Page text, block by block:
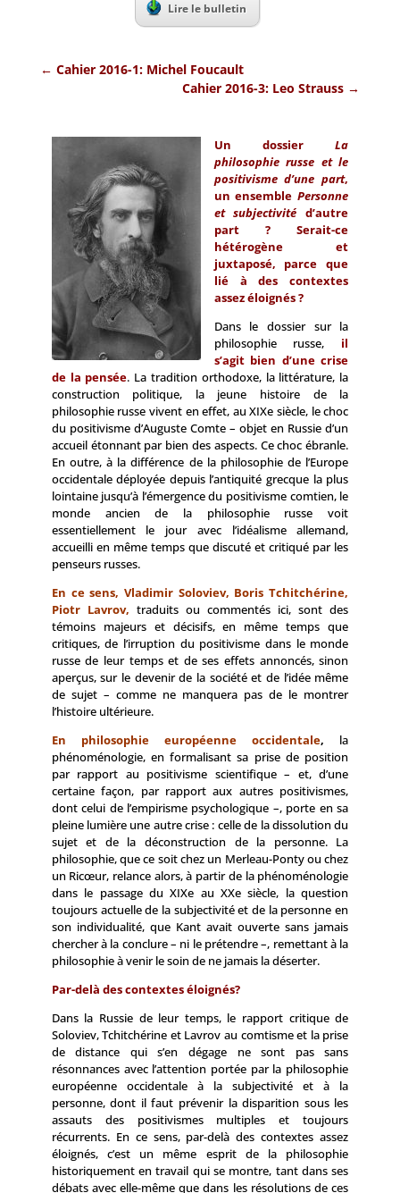
Lire le bulletin
← Cahier 2016-1: Michel Foucault
Cahier 2016-3: Leo Strauss →
Un dossierLa
philosophie russe et le
positivisme d’une part,
un ensemblePersonne
et subjectivité d’autre
part ? Serait-ce
hétérogène et
juxtaposé, parce que
lié à des contextes
assez éloignés ?
Dans le dossier sur la
philosophie russe, il
s’agit bien d’une crise
de la pensée. La tradition orthodoxe, la littérature, la
construction politique, la jeune histoire de la
philosophie russe vivent en effet, au XIXe siècle, le choc
du positivisme d’Auguste Comte – objet en Russie d’un
accueil étonnant par bien des aspects. Ce choc ébranle.
En outre, à la différence de la philosophie de l’Europe
occidentale déployée depuis l’antiquité grecque la plus
lointaine jusqu’à l’émergence du positivisme comtien, le
monde ancien de la philosophie russe voit
essentiellement le jour avec l’idéalisme allemand,
accueilli en même temps que discuté et critiqué par les
penseurs russes.
En ce sens, Vladimir Soloviev, Boris Tchitchérine,
Piotr Lavrov, traduits ou commentés ici, sont des
témoins majeurs et décisifs, en même temps que
critiques, de l’irruption du positivisme dans le monde
russe de leur temps et de ses effets annoncés, sinon
aperçus, sur le devenir de la société et de l’idée même
de sujet – comme ne manquera pas de le montrer
l’histoire ultérieure.
En philosophie européenne occidentale, la
phénoménologie, en formalisant sa prise de position
par rapport au positivisme scientifique – et, d’une
certaine façon, par rapport aux autres positivismes,
dont celui de l’empirisme psychologique –, porte en sa
pleine lumière une autre crise : celle de la dissolution du
sujet et de la déconstruction de la personne. La
philosophie, que ce soit chez un Merleau-Ponty ou chez
un Ricœur, relance alors, à partir de la phénoménologie
dans le passage du XIXe au XXe siècle, la question
toujours actuelle de la subjectivité et de la personne en
son individualité, que Kant avait ouverte sans jamais
chercher à la conclure – ni le prétendre –, remettant à la
philosophie à venir le soin de ne jamais la déserter.
Par-delà des contextes éloignés?
Dans la Russie de leur temps, le rapport critique de
Soloviev, Tchitchérine et Lavrov au comtisme et la prise
de distance qui s’en dégage ne sont pas sans
résonnances avec l’attention portée par la philosophie
européenne occidentale à la subjectivité et à la
personne, dont il faut prévenir la disparition sous les
assauts des positivismes multiples et toujours
récurrents. En ce sens, par-delà des contextes assez
éloignés, c’est un même esprit de la philosophie
historiquement en travail qui se montre, tant dans ses
débats avec elle-même que dans les résolutions de ces